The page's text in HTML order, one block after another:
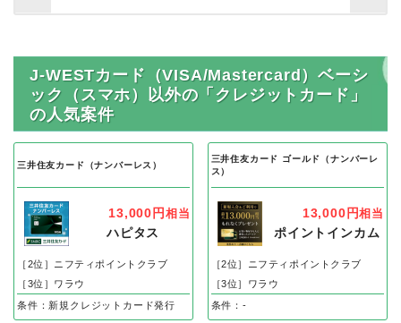
J-WESTカード（VISA/Mastercard）ベーシ
ック（スマホ）以外の「クレジットカード」
の人気案件
三井住友カード（ナンバーレス）
13,000円 相当
ハピタス
［2位］ニフティポイントクラブ
［3位］ワラウ
条件：新規クレジットカード発行
三井住友カード ゴールド（ナンバーレ
ス）
13,000円相当
ポイントインカム
［2位］ニフティポイントクラブ
［3位］ワラウ
条件：-